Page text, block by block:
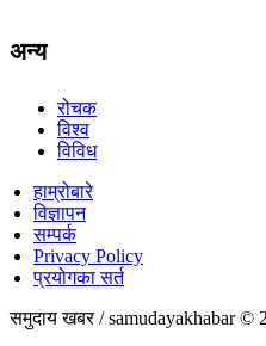
अन्य
रोचक
विश्व
विविध
हाम्रोबारे
विज्ञापन
सम्पर्क
Privacy Policy
प्रयोगका सर्त
समुदाय खबर / samudayakhabar ©